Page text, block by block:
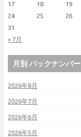
« 7月
17
18 19
24
25 26
31
月別 バックナンバー
2026年8月
2026年7月
2026年6月
2026年5月